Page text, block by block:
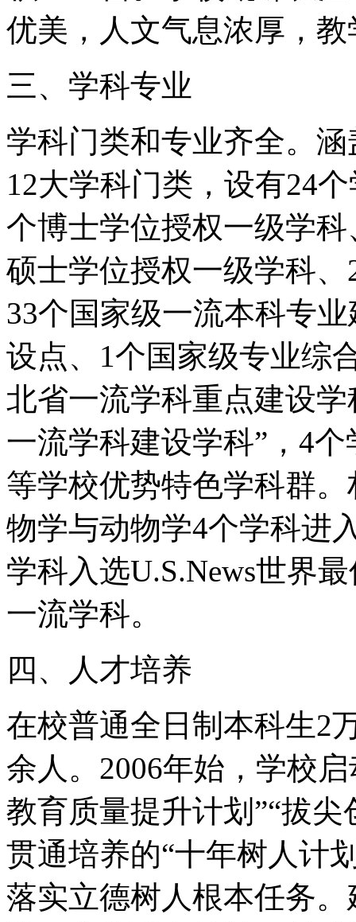
优美，人文气息浓厚，
三、学科专业
学科门类和专业齐全。
12大学科门类，设有24
个博士学位授权一级学
硕士学位授权一级学科
33个国家级一流本科专
设点、1个国家级专业综
北省一流学科重点建设
一流学科建设学科”，4
等学校优势特色学科群
物学与动物学4个学科进
学科入选U.S.News世界
一流学科。
四、人才培养
在校普通全日制本科生2
余人。2006年始，学校
教育质量提升计划”“拔
贯通培养的“十年树人计
落实立德树人根本任务